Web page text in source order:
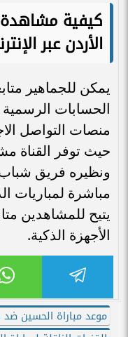
كيفية
الأردن عبر
يمكن للجماهير
الحسابات الرسمية
منصات التواصل
حيث توفر القناة
ونظيره فريق شباب
مباشرة لمباريات
يتيح للمشاهدين
الأجهزة الذكية.
موعد مباراة الحسين ضد